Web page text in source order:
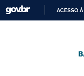
Skip to main content
ACESSO